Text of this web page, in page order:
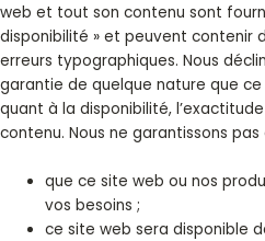
web et tout son contenu sont
disponibilité » et peuvent contenir
erreurs typographiques. Nous
garantie de quelque nature que
quant à la disponibilité,
contenu. Nous ne garantissons pas
que ce site web ou nos
vos besoins ;
ce site web sera disponible